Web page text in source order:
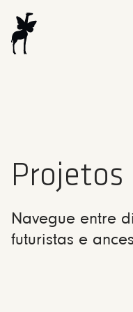
Projetos
Navegue entre
futuristas e